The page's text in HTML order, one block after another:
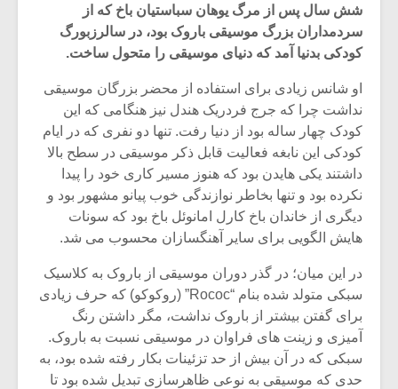
شش سال پس از مرگ یوهان سباستیان باخ که از
سردمداران بزرگ موسیقی باروک بود، در سالرزبورگ
کودکی بدنیا آمد که دنیای موسیقی را متحول ساخت.
او شانس زیادی برای استفاده از محضر بزرگان موسیقی
نداشت چرا که جرج فردریک هندل نیز هنگامی که این
کودک چهار ساله بود از دنیا رفت. تنها دو نفری که در ایام
کودکی این نابغه فعالیت قابل ذکر موسیقی در سطح بالا
داشتند یکی هایدن بود که هنوز مسیر کاری خود را پیدا
نکرده بود و تنها بخاطر نوازندگی خوب پیانو مشهور بود و
دیگری از خاندان باخ کارل امانوئل باخ بود که سونات
هایش الگویی برای سایر آهنگسازان محسوب می شد.
در این میان؛ در گذر دوران موسیقی از باروک به کلاسیک
سبکی متولد شده بنام “Rococ” (روکوکو) که حرف زیادی
برای گفتن بیشتر از باروک نداشت، مگر داشتن رنگ
آمیزی و زینت های فراوان در موسیقی نسبت به باروک.
سبکی که در آن بیش از حد تزئینات بکار رفته شده بود، به
حدی که موسیقی به نوعی ظاهرسازی تبدیل شده بود تا